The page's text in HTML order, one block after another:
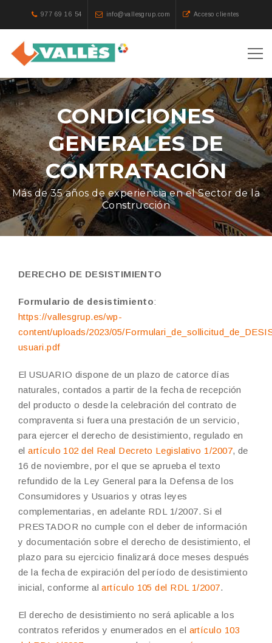
977 69 16 54 info@vallesgrup.com Acceso clientes
CONDICIONES
GENERALES DE
CONTRATACIÓN
Más de 35 años de experiencia en el Sector de la
Construcción
DERECHO DE DESISTIMIENTO
Formulario de desistimiento:
https://vallesgrup.es/wp-
content/uploads/2023/05/
usuari.pdf
El USUARIO dispone de un plazo de catorce días
naturales, contados a partir de la fecha de recepción
del producto o desde la celebración del contrato de
compraventa si fuera una prestación de un servicio,
para ejercer el derecho de desistimiento, regulado en
elartículo 102 del Real Decreto Legislativo 1/2007, de
16 de noviembre, por el que se aprueba el texto
refundido de la Ley General para la Defensa de los
Consumidores y Usuarios y otras leyes
complementarias, en adelante RDL 1/2007. Si el
PRESTADOR no cumple con el deber de información
y documentación sobre el derecho de desistimiento, el
plazo para su ejercicio finalizará doce meses después
de la fecha de expiración del período de desistimiento
inicial, conforme alartículo 105 del RDL 1/2007.
El derecho de desistimiento no será aplicable a los
contratos referidos y enumerados en el artículo 103